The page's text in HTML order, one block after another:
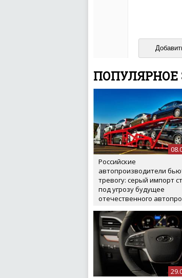
Не
И
ваш отзыв
ПОПУЛЯРНОЕ
Российские
автопроизводители
тревогу: серый импорт
под угрозу будущее
отечественного